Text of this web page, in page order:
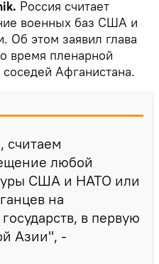
Россия считает
военных баз США и
Об этом заявил глава
время пленарной
Афганистана.
считаем
любой
США и НАТО или
на
в первую
Азии", -